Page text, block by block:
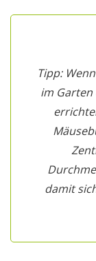
Tipp:
im
damit